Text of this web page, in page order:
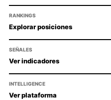
RANKINGS
Explorar posiciones
SEÑALES
Ver indicadores
INTELLIGENCE
Ver plataforma